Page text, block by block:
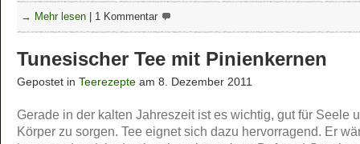
→ Mehr lesen 1 Kommentar
Tunesischer Tee mit Pinienkernen
Gepostet in Teerezepte am 8. Dezember 2011
Gerade in der kalten Jahreszeit ist es wichtig, gut für Seele
Körper zu sorgen. Tee eignet sich dazu hervorragend. Er